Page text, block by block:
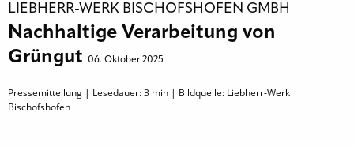
LIEBHERR-WERK BISCHOFSHOFEN GMBH
Nachhaltige Verarbeitung von
Grüngut 06. Oktober 2025
Pressemitteilung | Lesedauer:3 min | Bildquelle: Liebherr-Werk
Bischofshofen